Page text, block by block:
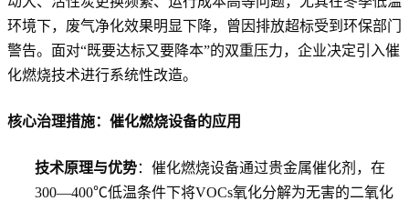
环境下，废气净化效果明显下降，曾因排放超标受到环保部门
警告。面对“既要达标又要降本”的双重压力，企业决定引入催
化燃烧技术进行系统性改造。
核心治理措施：催化燃烧设备的应用
技术原理与优势：催化燃烧设备通过贵金属催化剂，在
300—400℃低温条件下将VOCs氧化分解为无害的二氧化